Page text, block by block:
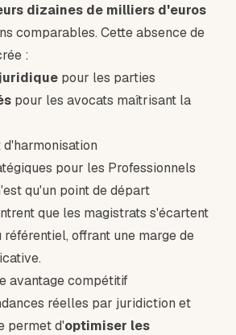
dizaines de milliers d'euros
comparables. Cette absence de
:
pour les parties
pour les avocats maîtrisant la
pour les Professionnels
qu'un point de départ
que les magistrats s'écartent
offrant une marge de
avantage compétitif
réelles par juridiction et
permet d'optimiser les